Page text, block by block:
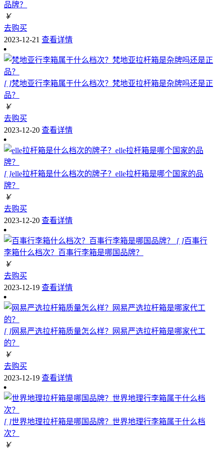
品牌？
￥
去购买
2023-12-21 查看详情
[ ]梵地亚行李箱属于什么档次？梵地亚拉杆箱是杂牌吗还是正
品？
￥
去购买
2023-12-20 查看详情
[ ]elle拉杆箱是什么档次的牌子？elle拉杆箱是哪个国家的品
牌？
￥
去购买
2023-12-20 查看详情
[ ]百事行
李箱什么档次？百事行李箱是哪国品牌？
￥
去购买
2023-12-19 查看详情
[ ]网易严选拉杆箱质量怎么样？网易严选拉杆箱是哪家代工
的？
￥
去购买
2023-12-19 查看详情
[ ]世界地理拉杆箱是哪国品牌？世界地理行李箱属于什么档
次？
￥